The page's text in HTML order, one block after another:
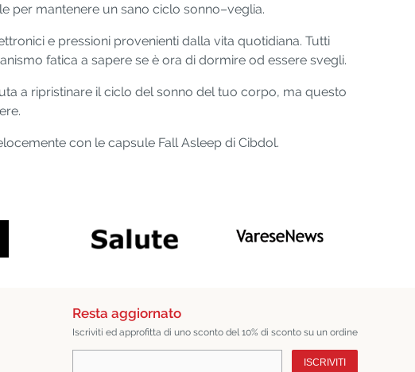
per mantenere un sano ciclo sonno–veglia.
e pressioni provenienti dalla vita quotidiana. Tutti
fatica a sapere se è ora di dormire od essere svegli.
a ripristinare il ciclo del sonno del tuo corpo, ma questo
con le capsule Fall Asleep di Cibdol.
Resta aggiornato
Iscriviti ed approfitta di uno sconto del 10% di sconto su un ordine
ISCRIVITI